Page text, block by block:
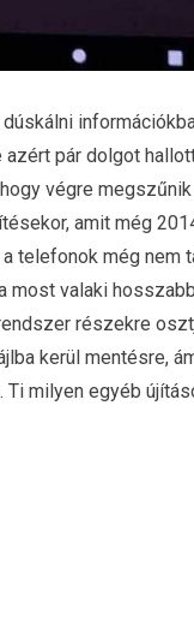
pár dolgot
végre megszűnik
amit még
telefonok még nem
most valaki
részekre
kerül mentésre,
Ti milyen egyéb